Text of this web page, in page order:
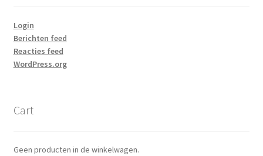
Login
Berichten feed
Reacties feed
WordPress.org
Cart
Geen producten in de winkelwagen.